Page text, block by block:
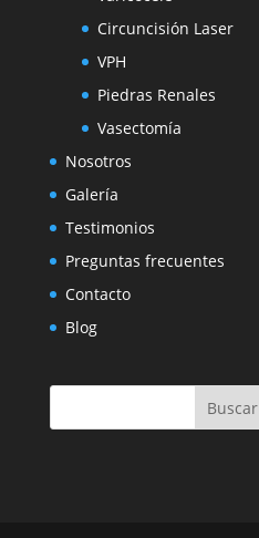
Circuncisión Laser
VPH
Piedras Renales
Vasectomía
Nosotros
Galería
Testimonios
Preguntas frecuentes
Contacto
Blog
Buscar